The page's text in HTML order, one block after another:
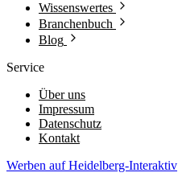
Wissenswertes
Branchenbuch
Blog
Service
Über uns
Impressum
Datenschutz
Kontakt
Werben auf Heidelberg-Interaktiv